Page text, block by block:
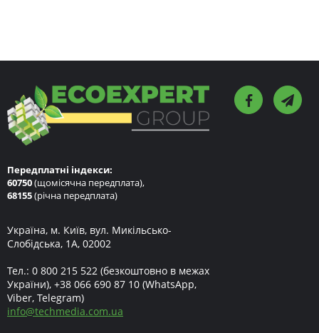
Передплатні індекси:
60750(щомісячна передплата),
68155(річна передплата)
Україна, м. Київ, вул. Микільсько-
Слобідська, 1А, 02002
Тел.: 0 800 215 522 (безкоштовно в межах
України), +38 066 690 87 10 (WhatsApp,
Viber, Telegram)
info@techmedia.com.ua